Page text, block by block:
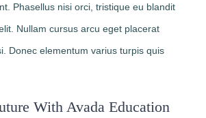
Phasellus nisi orci, tristique eu blandit
Nullam cursus arcu eget placerat
Donec elementum varius turpis quis
With Avada Education